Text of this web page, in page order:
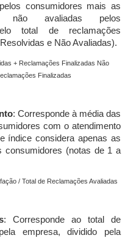
consumidores mais as
não avaliadas pelos
total de reclamações
e Não Avaliadas).
+ Reclamações Finalizadas Não
Finalizadas
: Corresponde à média das
com o atendimento
índice considera apenas as
consumidores (notas de 1 a
/ Total de Reclamações Avaliadas
: Corresponde ao total de
empresa, dividido pela